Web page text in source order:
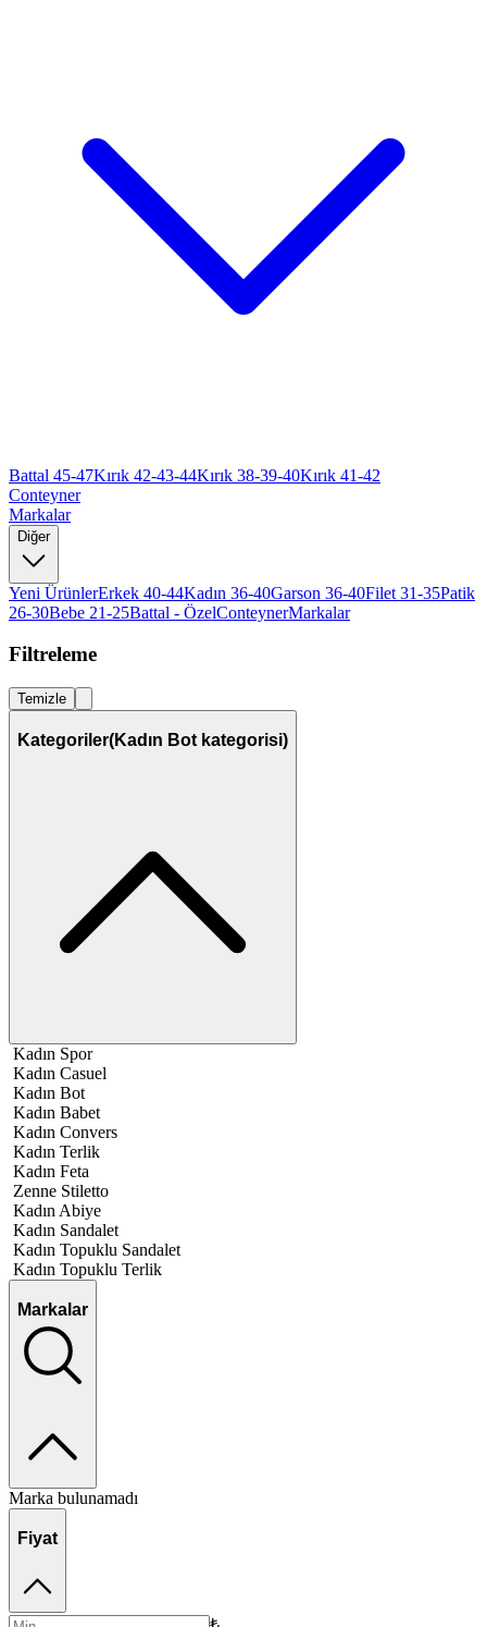
Battal 45-47Kırık 42-43-44Kırık 38-39-40Kırık 41-42
Conteyner
Markalar
Diğer
Yeni ÜrünlerErkek 40-44Kadın 36-40Garson 36-40Filet 31-35Patik
26-30Bebe 21-25Battal - ÖzelConteynerMarkalar
Filtreleme
Temizle
Kategoriler(Kadın Bot kategorisi)
Kadın Spor
Kadın Casuel
Kadın Bot
Kadın Babet
Kadın Convers
Kadın Terlik
Kadın Feta
Zenne Stiletto
Kadın Abiye
Kadın Sandalet
Kadın Topuklu Sandalet
Kadın Topuklu Terlik
Markalar
Marka bulunamadı
Fiyat